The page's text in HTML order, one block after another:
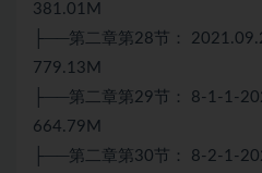
381.01M
├──第二章第28节：
779.13M
├──第二章第29节： 8-1-1-
664.79M
├──第二章第30节： 8-2-1-